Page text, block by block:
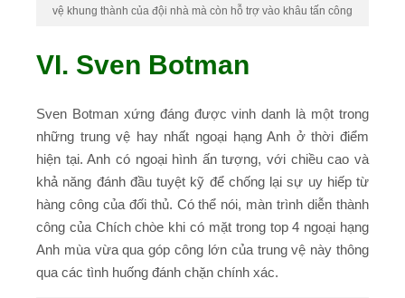
vệ khung thành của đội nhà mà còn hỗ trợ vào khâu tấn công
VI. Sven Botman
Sven Botman xứng đáng được vinh danh là một trong
những trung vệ hay nhất ngoại hạng Anh ở thời điểm
hiện tại. Anh có ngoại hình ấn tượng, với chiều cao và
khả năng đánh đầu tuyệt kỹ để chống lại sự uy hiếp từ
hàng công của đối thủ. Có thể nói, màn trình diễn thành
công của Chích chòe khi có mặt trong top 4 ngoại hạng
Anh mùa vừa qua góp công lớn của trung vệ này thông
qua các tình huống đánh chặn chính xác.